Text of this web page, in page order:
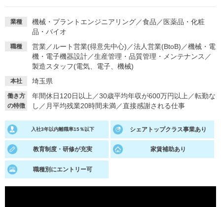
就活ノウハウ・サポート
就活支援
就活ノウハウが満載！
就活コラム
適職診断
あなたに合う仕事を診断！
就活チャンネル
動画で対策講座をチェック
就活ニュースペーパー
業種 機械・プラントエンジニアリング／食品 ／ 医薬品・化粧
品・バイオ
職種 営業／ ルート営業(得意先中心) ／法人営業(BtoB) ／機械・電
機・電子機器設計／生産管理・品質管理・メンテナンス ／
製造スタッフ(電気、電子、機械)
本社 埼玉県
働き方
の特徴
年間休日120日以上 ／30歳平均年収が600万円以上 ／転勤な
し ／ 月平均残業20時間未満／直接感謝される仕事
入社3年以内離職率15％以下 シェアトップクラス事業あり
教育制度・研修が充実 家賃補助あり
職種別にエントリー可